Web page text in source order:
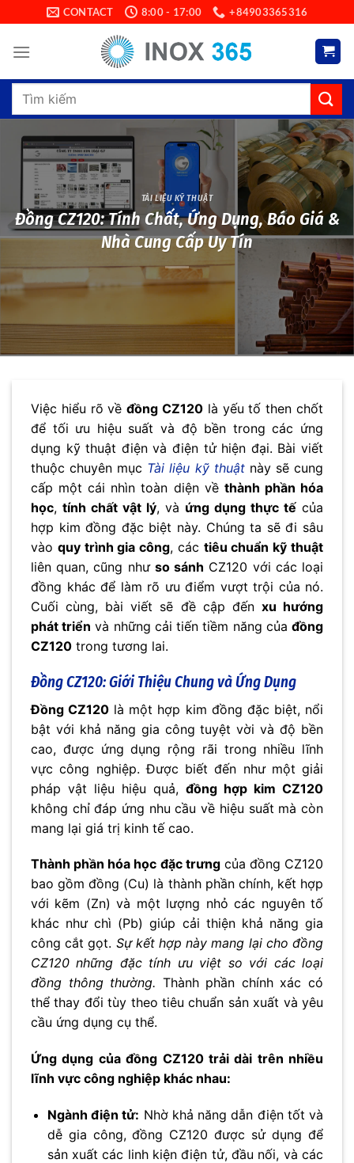
to
content
CONTACT 8:00 - 17:00 +84903365316
Search
TÀI LIỆU KỸ THUẬT
Đồng CZ120: Tính Chất, Ứng Dụng, Báo Giá &
Nhà Cung Cấp Uy Tín
Việc hiểu rõ vềđồng CZ120 là yếu tố then chốt
để tối ưu hiệu suất và độ bền trong các ứng
dụng kỹ thuật điện và điện tử hiện đại. Bài viết
thuộc chuyên mục Tài liệu kỹ thuậtnày sẽ cung
cấp một cái nhìn toàn diện về thành phần hóa
học, tính chất vật lý, và ứng dụng thực tế của
hợp kim đồng đặc biệt này. Chúng ta sẽ đi sâu
vào quy trình gia công, các tiêu chuẩn kỹ thuật
liên quan, cũng như so sánh CZ120 với các loại
đồng khác để làm rõ ưu điểm vượt trội của nó.
Cuối cùng, bài viết sẽ đề cập đến xu hướng
phát triển và những cải tiến tiềm năng củađồng
CZ120 trong tương lai.
Đồng CZ120: Giới Thiệu Chung và Ứng Dụng
Đồng CZ120 là một hợp kim đồng đặc biệt, nổi
bật với khả năng gia công tuyệt vời và độ bền
cao, được ứng dụng rộng rãi trong nhiều lĩnh
vực công nghiệp. Được biết đến như một giải
pháp vật liệu hiệu quả, đồng hợp kim CZ120
không chỉ đáp ứng nhu cầu về hiệu suất mà còn
mang lại giá trị kinh tế cao.
Thành phần hóa học đặc trưngcủa đồng CZ120
bao gồm đồng (Cu) là thành phần chính, kết hợp
với kẽm (Zn) và một lượng nhỏ các nguyên tố
khác như chì (Pb) giúp cải thiện khả năng gia
công cắt gọt. Sự kết hợp này mang lại cho đồng
CZ120 những đặc tính ưu việt so với các loại
đồng thông thường. Thành phần chính xác có
thể thay đổi tùy theo tiêu chuẩn sản xuất và yêu
cầu ứng dụng cụ thể.
Ứng dụng của đồng CZ120 trải dài trên nhiều
lĩnh vực công nghiệp khác nhau:
Ngành điện tử: Nhờ khả năng dẫn điện tốt và
dễ gia công, đồng CZ120 được sử dụng để
sản xuất các linh kiện điện tử, đầu nối, và các